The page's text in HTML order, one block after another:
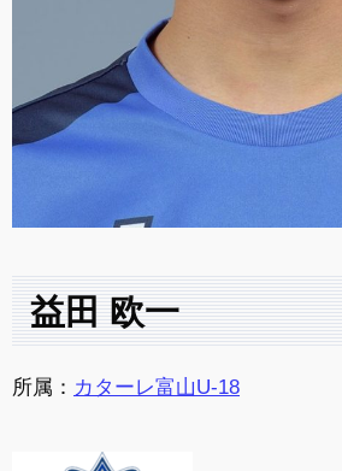
益田 欧一
所属： カターレ富山U-18